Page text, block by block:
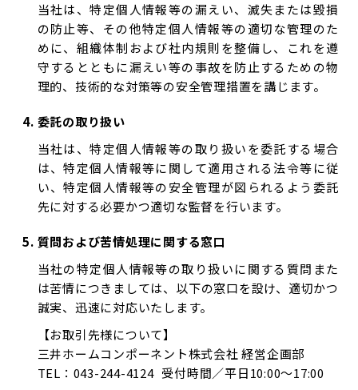
当社は、特定個人情報等の漏えい、滅失または毀損
の防止等、その他特定個人情報等の適切な管理のた
めに、組織体制および社内規則を整備し、これを遵
守するとともに漏えい等の事故を防止するための物
理的、技術的な対策等の安全管理措置を講じます。
委託の取り扱い
当社は、特定個人情報等の取り扱いを委託する場合
は、特定個人情報等に関して適用される法令等に従
い、特定個人情報等の安全管理が図られるよう委託
先に対する必要かつ適切な監督を行います。
質問および苦情処理に関する窓口
当社の特定個人情報等の取り扱いに関する質問また
は苦情につきましては、以下の窓口を設け、適切かつ
誠実、迅速に対応いたします。
【お取引先様について】
三井ホームコンポーネント株式会社 経営企画部
TEL：043-244-4124 受付時間／平日10:00～17:00